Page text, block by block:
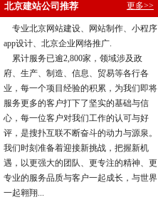
北京建站公司推荐 更多>>
专业北京网站建设、网站制作、小程序
app设计、北京企业网络推广.
累计服务已逾2,800家，领域涉及政
府、生产、制造、信息、贸易等各行各
业，每一个项目经验的积累，为我们即将
服务更多的客户打下了坚实的基础与信
心，每一位客户对我们工作的认可与好
评，是搜扑互联不断奋斗的动力与源泉。
我们时刻准备着迎接新挑战，把握新机
遇，以更强大的团队、更专注的精神、更
专业的服务品质与客户一起成长，与世界
一起翱翔...